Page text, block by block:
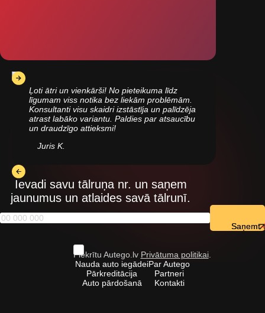
Ļoti ātri un vienkārši! No pieteikuma līdz
līgumam viss notika bez liekām problēmām.
Konsultanti visu skaidri izstāstīja un palīdzēja
atrast labāko variantu. Paldies par atsaucību
un draudzīgo attieksmi!
Juris K.
Ievadi savu tālruņa nr. un saņem
jaunumus un atlaides savā tālrunī.
Piekrītu Autego.lv Privātuma politikai.
Nauda auto iegādei
Pārkreditācija
Auto pārdošanā
Par Autego
Partneri
Kontakti